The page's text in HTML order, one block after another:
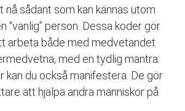
nå sådant som kan kännas utom
“vanlig” person. Dessa koder gör
arbeta både med medvetandet
med en tydlig mantra:
kan du också manifestera. De gör
att hjälpa andra människor på